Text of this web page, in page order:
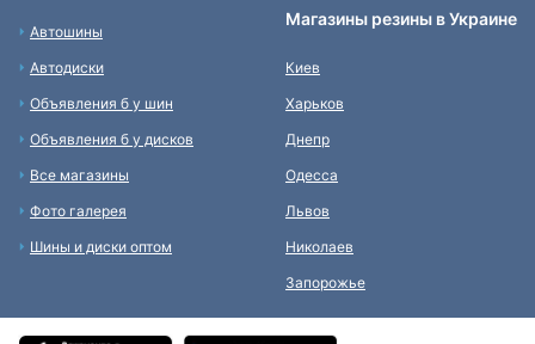
Автошины
Автодиски
Объявления б у шин
Объявления б у дисков
Все магазины
Фото галерея
Шины и диски оптом
Магазины резины в Украине
Киев
Харьков
Днепр
Одесса
Львов
Николаев
Запорожье